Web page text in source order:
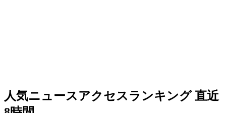
人気ニュースアクセスランキング 直近